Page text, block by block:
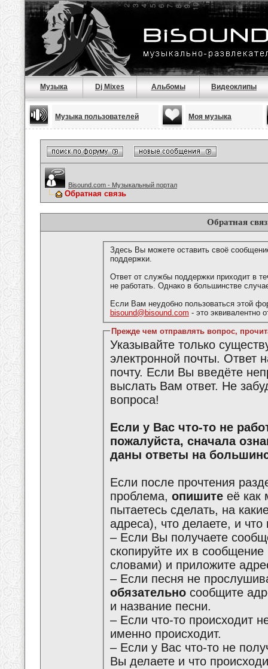
Музыка Dj Mixes Альбомы Видеоклипы
Музыка пользователей Моя музыка
Bisound.com - Музыкальный портал
Обратная связь
Обратная
Здесь Вы можете оставить своё
поддержки.
Ответ от службы поддержки приходит в
не работать. Однако в большинстве
Если Вам неудобно пользоваться этой
bisound@bisound.com - это эквивалентно
Прежде чем отправлять вопрос,
Указывайте только
электронной почты. Ответ
почту. Если Вы введёте
выслать Вам ответ. Не
вопроса!
Если у Вас что-то не работает или что-то не получается,
пожалуйста, сначала
даны ответы на
Если после прочтения
проблема, опишитееё как
пытаетесь сделать, на
адреса), что делаете, и
– Если Вы получаете
скопируйте их в
словами) и приложите
– Если песня не
обязательносообщите
и название песни.
– Если что-то происходит
именно происходит.
– Если у Вас что-то не
Вы делаете и что